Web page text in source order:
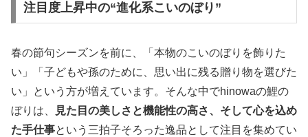
注目度上昇中の“進化系こいのぼり”
春の節句シーズンを前に、「本物のこいのぼりを飾りた
い」「子どもや孫のために、思い出に残る贈り物を選びた
い」という方が増えています。そんな中でhinowaの鯉の
ぼりは、
見た目の美しさと機能性の高さ、そして心を込め
た手仕事という三拍子そろった逸品として注目を集めてい